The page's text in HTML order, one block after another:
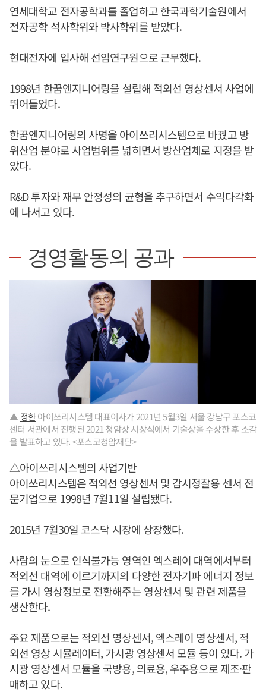
연세대학교 전자공학과를 졸업하고 한국과학기술원에서
전자공학 석사학위와 박사학위를 받았다.
현대전자에 입사해 선임연구원으로 근무했다.
1998년 한꿈엔지니어링을 설립해 적외선 영상센서 사업에
뛰어들었다.
한꿈엔지니어링의 사명을 아이쓰리시스템으로 바꿨고 방
위산업 분야로 사업범위를 넓히면서 방산업체로 지정을 받
았다.
R&D 투자와 재무 안정성의 균형을 추구하면서 수익다각화
에 나서고 있다.
경영활동의 공과
▲ 정한아이쓰리시스템 대표이사가 2021년 5월3일 서울 강남구 포스코
센터 서관에서 진행된 2021 청암상 시상식에서 기술상을 수상한 후 소감
을 발표하고 있다. <포스코청암재단>
△아이쓰리시스템의 사업기반
아이쓰리시스템은 적외선 영상센서 및 감시정찰용 센서 전
문기업으로 1998년 7월11일 설립됐다.
2015년 7월30일 코스닥 시장에 상장했다.
사람의 눈으로 인식불가능 영역인 엑스레이 대역에서부터
적외선 대역에 이르기까지의 다양한 전자기파 에너지 정보
를 가시 영상정보로 전환해주는 영상센서 및 관련 제품을
생산한다.
주요 제품으로는 적외선 영상센서, 엑스레이 영상센서, 적
외선 영상 시뮬레이터, 가시광 영상센서 모듈 등이 있다. 가
시광 영상센서 모듈을 국방용, 의료용, 우주용으로 제조·판
매하고 있다.